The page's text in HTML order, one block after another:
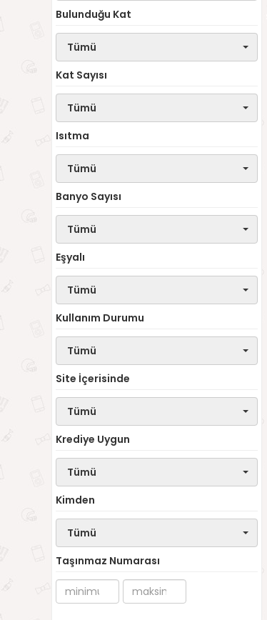
Bulunduğu Kat
Tümü
Kat Sayısı
Tümü
Isıtma
Tümü
Banyo Sayısı
Tümü
Eşyalı
Tümü
Kullanım Durumu
Tümü
Site İçerisinde
Tümü
Krediye Uygun
Tümü
Kimden
Tümü
Taşınmaz Numarası